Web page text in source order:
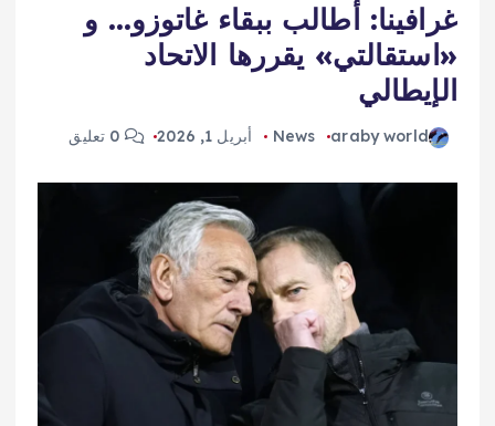
غرافينا: أطالب ببقاء غاتوزو… و
«استقالتي» يقررها الاتحاد
الإيطالي
araby world
News أبريل 1, 2026